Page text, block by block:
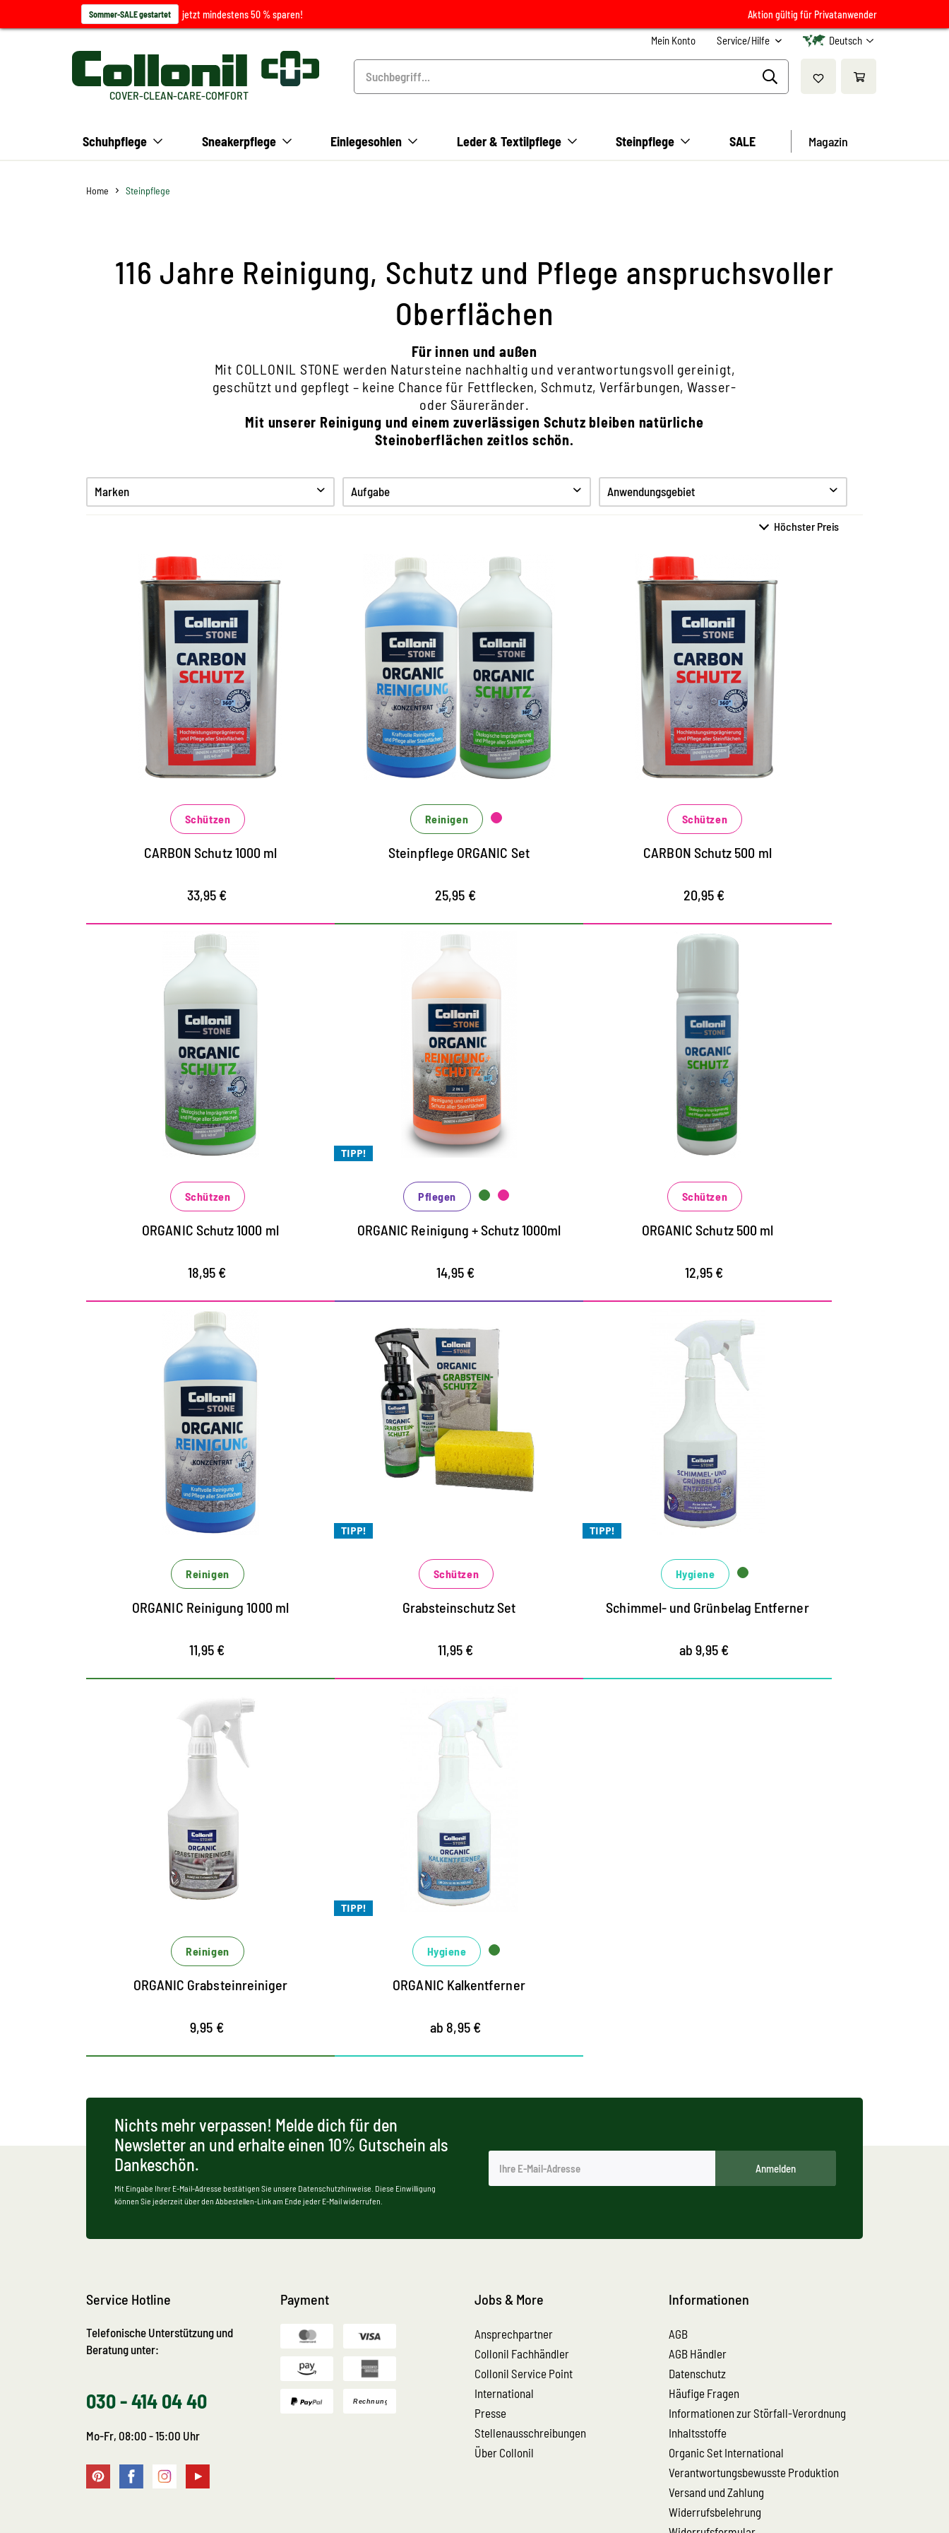
Sommer-SALE gestartet jetzt mindestens 50 % sparen! Aktion gültig für Privatanwender
Mein Konto Service/Hilfe Deutsch
COVER-CLEAN-CARE-COMFORT
Schuhpflege Sneakerpflege Einlegesohlen Leder & Textilpflege Steinpflege SALE Magazin
Home Steinpflege
116 Jahre Reinigung, Schutz und Pflege anspruchsvoller
Oberflächen
Für innen und außen
Mit COLLONIL STONE werden Natursteine nachhaltig und verantwortungsvoll gereinigt,
geschützt und gepflegt – keine Chance für Fettflecken, Schmutz, Verfärbungen, Wasser-
oder Säureränder.
Mit unserer Reinigung und einem zuverlässigen Schutz bleiben natürliche
Steinoberflächen zeitlos schön.
Marken Aufgabe
Schützen
Hygiene
Anwendungsgebiet
Universaler
Hochleistungsschutz für
alle Steinflächen
für Steinflächen aller Art im Innen- und
Außenbereich, Fliesen, Betonböden,
Beton- und Natursteinfassaden
und Belastungen
verhindert das schnelle Eindringen von
wässrigen, fettigen und öligen
Schützen
CARBON Schutz 1000 ml
33,95 €
Set aus Reinigung und
Schutz für alle Natur- und
Kunststeinarten
das Set besteht aus 1 x Organic Reinigung
(1000 ml) und 1 x Organic Schutz (1000 ml)
zur unkomplizierten Reinigung und
Imgrägnierung von Steinoberflächen aller
Art im Innen- und Außenbereich
frischt Steinflächen auf und bietet
hocheffektiven Langzeitschutz
Reinigen
Steinpflege ORGANIC Set
25,95 €
Universaler
Hochleistungsschutz für
alle Steinflächen
für Steinflächen aller Art im Innen- und
Außenbereich, Fliesen, Betonböden,
Beton- und Natursteinfassaden
und Belastungen
verhindert das schnelle Eindringen von
wässrigen, fettigen und öligen
Schützen
CARBON Schutz 500 ml
20,95 €
Universalschutz für alle
Natur- und
Kunststeinarten
Lösemittelfreie Imprägnierung für alle
Steinflächen im Innen- und Außenbereich,
Fliesen, Betonböden, Beton- und
Natursteinfassade
schützt langanhaltend vor
Wettereinflüssen und Verschmutzungen
verhindert effektiv das schnelle
Schützen
ORGANIC Schutz 1000 ml
18,95 €
TIPP!
2 in 1 Universalreinigung
und Schutz für alle Natur-
und Kunststeinarten
Lösemittel - und säurefreie organische
Reinigung mit integrierter Schutzfunktion
für innen und aussen
Außenbereich, Fliesen, Betonböden,
Beton- und Natursteinfassade
Marmor, Sand- und Kalkstein,
keramischen Fliesen, Granit, Schiefer,
Steinoberflächen
Pflegen
ORGANIC Reinigung + Schutz 1000ml
14,95 €
Universalschutz für alle
Natur- und
Kunststeinarten
Lösemittelfreie Imprägnierung für alle
Steinflächen im Innen- und Außenbereich,
Fliesen, Betonböden, Beton- und
Natursteinfassade
schützt langanhaltend vor
Wettereinflüssen und Verschmutzungen
verhindert effektiv das schnelle
Schützen
ORGANIC Schutz 500 ml
12,95 €
Kraftvolle Reinigung für
alle Natur- und
Kunststeinarten
Konzentrat zur Innen und
Aussenreinigung
reinigt Marmor, Sand- und Kalkstein sowie
Beton- und Natursteinfassaden
beseitigt Schmutz, Ablagerungen und alte
Pflegeschichten auf Basis natürlich
nachwachsender Rohstoffe
Reinigen
ORGANIC Reinigung 1000 ml
11,95 €
TIPP!
Wirksamer Schutz vor
Verwitterung, Algen und
Moos
langanhaltender Schutz ohne das
Erscheinungsbild der Oberfläche zu
lösemittelfreie Imprägnierung für den
Auftrag auf allen saugfähigen Steinflächen
Schützen
Grabsteinschutz Set
11,95 €
TIPP!
Beseitigt aktiv Schimmel,
Grünbeläge, Stockflecken
und Algen
aktive Wirkung ohne Einsatz von Chlor
für Silikonfugen, Fliesen, Stein,
Mauerwerk, Putz und vieles mehr
Bleicheffekt
Hygiene
Schimmel- und Grünbelag Entferner
ab 9,95 €
Grabsteinreiniger zur
Reinigung und Pflege
Für raue und polierte Grabsteine,
Grabeinfassungen, Denkmälern und
Steinskulpturen
Geeignet für Granit, Marmor, Kunststein
Entfernt schnell und gründlich allgemeine
Verunreinigungen, Verfärbungen sowie
Vogelkot
Reinigen
ORGANIC Grabsteinreiniger
9,95 €
TIPP!
ORGANIC KALKENTFERNER
mit Zitronensäure
hartnäckigen Kalkablagerungen
löst schnell und einfach Kalk,
Schmutzränder, Urinstein und
Rostablagerungen
Edelstahl, Emaille und Keramik
Hygiene
ORGANIC Kalkentferner
ab 8,95 €
Nichts mehr verpassen! Melde dich für den
Newsletter an und erhalte einen 10% Gutschein als
Dankeschön.
Mit Eingabe Ihrer E-Mail-Adresse bestätigen Sie unsere Datenschutzhinweise. Diese Einwilligung
können Sie jederzeit über den Abbestellen-Link am Ende jeder E-Mail widerrufen.
Anmelden
Service Hotline
Telefonische Unterstützung und
Beratung unter:
030 - 414 04 40
Mo-Fr, 08:00 - 15:00 Uhr
Payment Jobs & More
Ansprechpartner
Collonil Fachhändler
Collonil Service Point
International
Presse
Stellenausschreibungen
Über Collonil
Informationen
AGB
AGB Händler
Datenschutz
Häufige Fragen
Informationen zur Störfall-Verordnung
Inhaltsstoffe
Organic Set International
Verantwortungsbewusste Produktion
Versand und Zahlung
Widerrufsbelehrung